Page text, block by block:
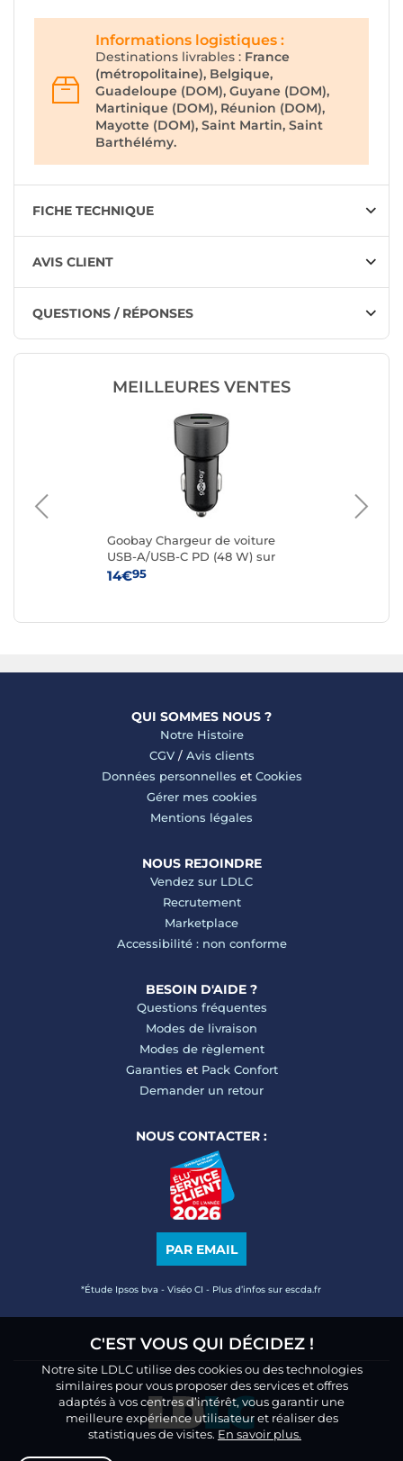
Informations logistiques :
Destinations livrables : France
(métropolitaine), Belgique,
Guadeloupe (DOM), Guyane (DOM),
Martinique (DOM), Réunion (DOM),
Mayotte (DOM), Saint Martin, Saint
Barthélémy.
FICHE TECHNIQUE
AVIS CLIENT
QUESTIONS / RÉPONSES
MEILLEURES VENTES
Goobay Chargeur de voiture
USB-A/USB-C PD (48 W) sur
prise allume-cigare (Noir)
14€95
QUI SOMMES NOUS ?
Notre Histoire
CGV/ Avis clients
Données personnelles et Cookies
Gérer mes cookies
Mentions légales
NOUS REJOINDRE
Vendez sur LDLC
Recrutement
Marketplace
Accessibilité : non conforme
BESOIN D'AIDE ?
Questions fréquentes
Modes de livraison
Modes de règlement
Garanties et Pack Confort
Demander un retour
NOUS CONTACTER :
PAR EMAIL
*Étude Ipsos bva - Viséo CI - Plus d’infos sur escda.fr
C'EST VOUS QUI DÉCIDEZ !
Notre site LDLC utilise des cookies ou des technologies
similaires pour vous proposer des services et offres
adaptés à vos centres d’intérêt, vous garantir une
meilleure expérience utilisateur et réaliser des
statistiques de visites. En savoir plus.